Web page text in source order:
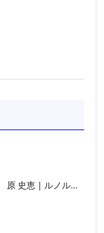
大阪・箕面占いスクール 原 史恵 | ルノルマンカード読み方のコツ「雲」 仕事をテーマに占った場合